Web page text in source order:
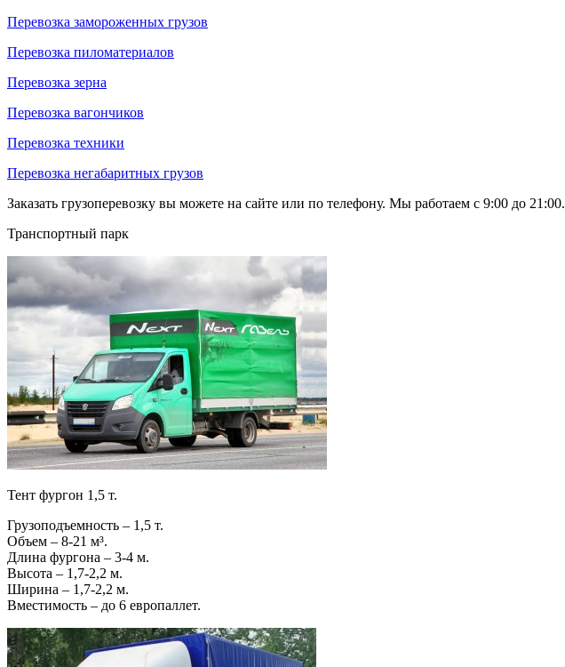
Перевозка замороженных грузов
Перевозка пиломатериалов
Перевозка зерна
Перевозка вагончиков
Перевозка техники
Перевозка негабаритных грузов
Заказать грузоперевозку вы можете на сайте или по телефону. Мы работаем с 9:00 до 21:00.
Транспортный парк
Тент фургон 1,5 т.
Грузоподъемность – 1,5 т.
Объем – 8-21 м³.
Длина фургона – 3-4 м.
Высота – 1,7-2,2 м.
Ширина – 1,7-2,2 м.
Вместимость – до 6 европаллет.